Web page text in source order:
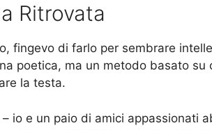
Ritrovata
fingevo di farlo per sembrare
poetica, ma un metodo basato
la testa.
io e un paio di amici appassionati